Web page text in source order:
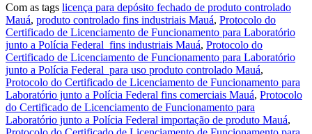
Com as tags licença para depósito fechado de produto controlado
Mauá, produto controlado fins industriais Mauá, Protocolo do
Certificado de Licenciamento de Funcionamento para Laboratório
junto a Polícia Federal fins industriais Mauá, Protocolo do
Certificado de Licenciamento de Funcionamento para Laboratório
junto a Polícia Federal para uso produto controlado Mauá,
Protocolo do Certificado de Licenciamento de Funcionamento para
Laboratório junto a Polícia Federal fins comerciais Mauá, Protocolo
do Certificado de Licenciamento de Funcionamento para
Laboratório junto a Polícia Federal importação de produto Mauá,